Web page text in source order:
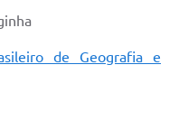
de Geografia e